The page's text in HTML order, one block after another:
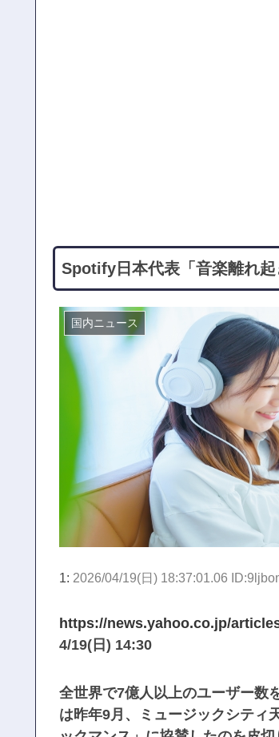
Spotify日本代表「音楽離れ
国内ニュース
1: 2026/04/19(日) 18:37:01.06
https://news.yahoo.co.jp/
4/19(日) 14:30
全世界で7億人以上のユーザー数
は昨年9月、ミュージックシティ